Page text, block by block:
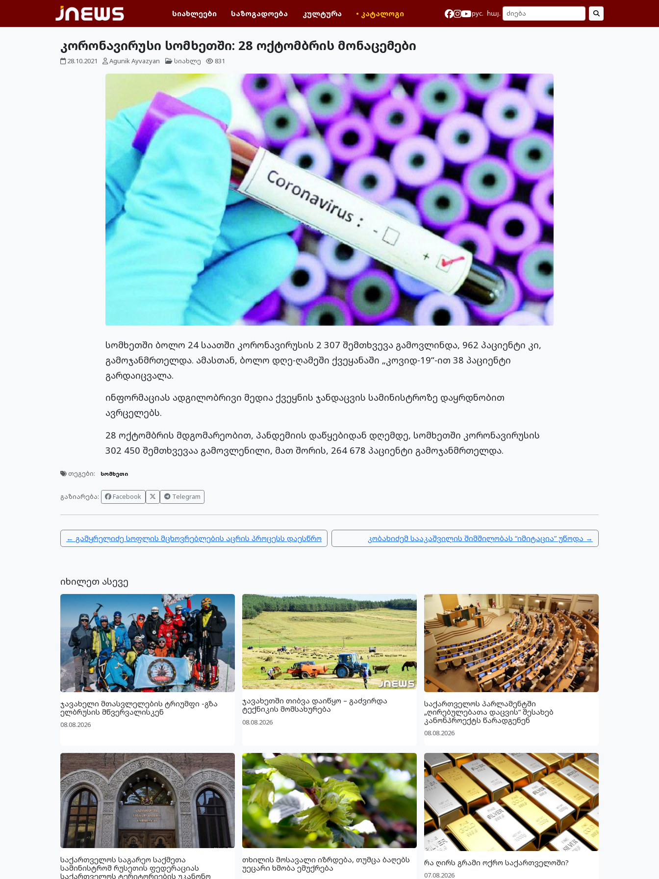
სიახლეები საზოგადოება კულტურა • კატალოგი рус. հայ.
კორონავირუსი სომხეთში: 28 ოქტომბრის მონაცემები
28.10.2021 Agunik Ayvazyan სიახლე 831
სომხეთში ბოლო 24 საათში კორონავირუსის 2 307 შემთხვევა გამოვლინდა, 962 პაციენტი კი,
გამოჯანმრთელდა. ამასთან, ბოლო დღე-ღამეში ქვეყანაში „კოვიდ-19“-ით 38 პაციენტი
გარდაიცვალა.
ინფორმაციას ადგილობრივი მედია ქვეყნის ჯანდაცვის სამინისტროზე დაყრდნობით
ავრცელებს.
28 ოქტომბრის მდგომარეობით, პანდემიის დაწყებიდან დღემდე, სომხეთში კორონავირუსის
302 450 შემთხვევაა გამოვლენილი, მათ შორის, 264 678 პაციენტი გამოჯანმრთელდა.
თეგები: სომხეთი
გაზიარება: Facebook Telegram
← გამყრელიძე სოფლის მცხოვრებლების აცრის პროცესს დაესწრო კობახიძემ სააკაშვილის შიმშილობას “იმიტაცია” უწოდა →
იხილეთ ასევე
ჯავახელი მთასვლელების ტრიუმფი -გზა
ელბრუსის მწვერვალისკენ
08.08.2026
ჯავახეთში თიბვა დაიწყო – გაძვირდა
ტექნიკის მომსახურება
08.08.2026
საქართველოს პარლამენტში
„ღირებულებათა დაცვის“ შესახებ
კანონპროექტს წარადგენენ
08.08.2026
საქართველოს საგარეო საქმეთა
სამინისტრომ რუსეთის ფედერაციას
საქართველოს ტერიტორიების უკანონო
თხილის მოსავალი იზრდება, თუმცა ბაღებს
უეცარი ხმობა ემუქრება
რა ღირს გრამი ოქრო საქართველოში?
07.08.2026